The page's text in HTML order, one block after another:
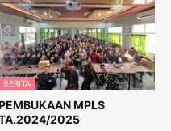
BERITA
MPLS
2025